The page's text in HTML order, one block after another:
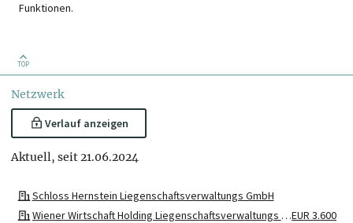
Funktionen.
TOP
Netzwerk
Verlauf anzeigen
Aktuell, seit 21.06.2024
Schloss Hernstein Liegenschaftsverwaltungs GmbH
Wiener Wirtschaft Holding Liegenschaftsverwaltungs GmbH & Co KGEUR 3.600